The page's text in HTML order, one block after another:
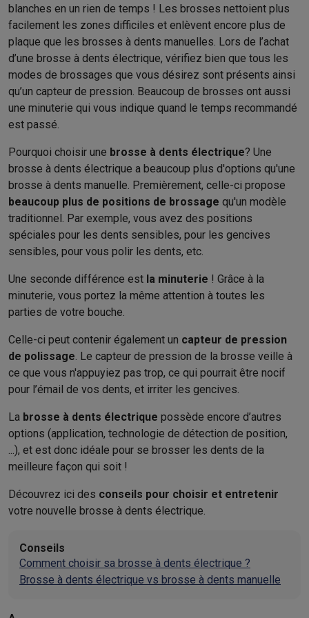
blanches en un rien de temps ! Les brosses nettoient plus
facilement les zones difficiles et enlèvent encore plus de
plaque que les brosses à dents manuelles. Lors de l’achat
d’une brosse à dents électrique, vérifiez bien que tous les
modes de brossages que vous désirez sont présents ainsi
qu’un capteur de pression. Beaucoup de brosses ont aussi
une minuterie qui vous indique quand le temps recommandé
est passé.
Pourquoi choisir une brosse à dents électrique? Une
brosse à dents électrique a beaucoup plus d'options qu'une
brosse à dents manuelle. Premièrement, celle-ci propose
beaucoup plus de positions de brossage qu'un modèle
traditionnel. Par exemple, vous avez des positions
spéciales pour les dents sensibles, pour les gencives
sensibles, pour vous polir les dents, etc.
Une seconde différence est la minuterie ! Grâce à la
minuterie, vous portez la même attention à toutes les
parties de votre bouche.
Celle-ci peut contenir également un capteur de pression
de polissage. Le capteur de pression de la brosse veille à
ce que vous n'appuyiez pas trop, ce qui pourrait être nocif
pour l’émail de vos dents, et irriter les gencives.
La brosse à dents électrique possède encore d’autres
options (application, technologie de détection de position,
...), et est donc idéale pour se brosser les dents de la
meilleure façon qui soit !
Découvrez ici des conseils pour choisir et entretenir
votre nouvelle brosse à dents électrique.
Conseils
Comment choisir sa brosse à dents électrique ?
Brosse à dents électrique vs brosse à dents manuelle